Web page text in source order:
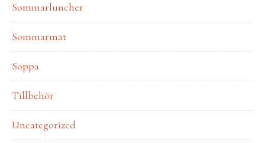
Sommarluncher
Sommarmat
Soppa
Tillbehör
Uncategorized